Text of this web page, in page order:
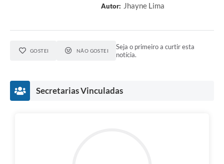
Autor: Jhayne Lima
GOSTEI NÃO GOSTEI
Seja o primeiro a curtir esta
notícia.
Secretarias Vinculadas